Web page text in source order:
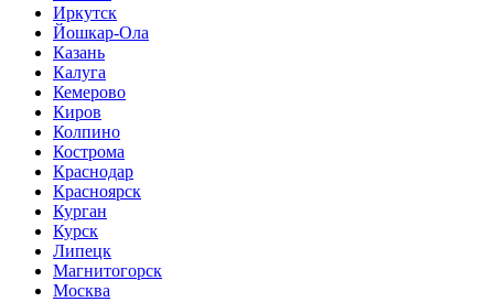
Иркутск
Йошкар-Ола
Казань
Калуга
Кемерово
Киров
Колпино
Кострома
Краснодар
Красноярск
Курган
Курск
Липецк
Магнитогорск
Москва